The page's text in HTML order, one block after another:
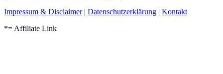
Impressum & Disclaimer| Datenschutzerklärung | Kontakt
*= Affiliate Link